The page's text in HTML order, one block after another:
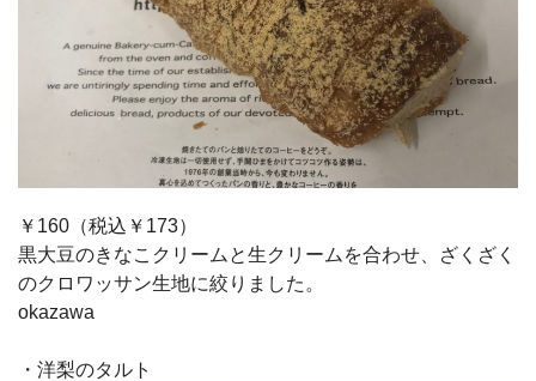
￥160（税込￥173）
黒大豆のきなこクリームと生クリームを合わせ、ざくざく
のクロワッサン生地に絞りました。
okazawa
・洋梨のタルト